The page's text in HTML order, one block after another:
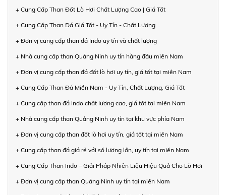
+ Cung Cấp Than Đốt Lò Hơi Chất Lượng Cao | Giá Tốt
+ Cung Cấp Than Đá Giá Tốt - Uy Tín - Chất Lượng
+ Đơn vị cung cấp than đá Indo uy tín và chất lượng
+ Nhà cung cấp than Quảng Ninh uy tín hàng đầu miền Nam
+ Đơn vị cung cấp than đá đốt lò hơi uy tín, giá tốt tại miền Nam
+ Cung Cấp Than Đá Miền Nam - Uy Tín, Chất Lượng, Giá Tốt
+ Cung cấp than đá Indo chất lượng cao, giá tốt tại miền Nam
+ Nhà cung cấp than Quảng Ninh uy tín tại khu vực phía Nam
+ Đơn vị cung cấp than đốt lò hơi uy tín, giá tốt tại miền Nam
+ Cung cấp than đá giá rẻ với số lượng lớn, uy tín tại miền Nam
+ Cung Cấp Than Indo – Giải Pháp Nhiên Liệu Hiệu Quả Cho Lò Hơi
+ Đơn vị cung cấp than Quảng Ninh uy tín tại miền Nam